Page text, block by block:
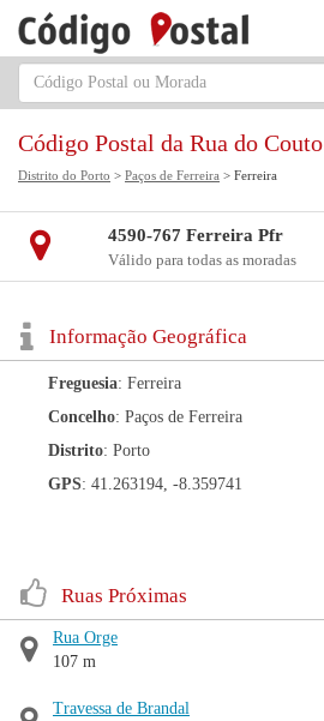
Código Postal da Rua do Couto
Distrito do Porto > Paços de Ferreira > Ferreira
4590-767 Ferreira Pfr
Válido para todas as moradas
Informação Geográfica
Freguesia: Ferreira
Concelho: Paços de Ferreira
Distrito: Porto
GPS: 41.263194, -8.359741
Ruas Próximas
Rua Orge
107 m
Travessa de Brandal